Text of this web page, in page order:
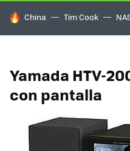
HOY SE HABLA DE
China Tim Cook
Yamada HTV-
con pantalla